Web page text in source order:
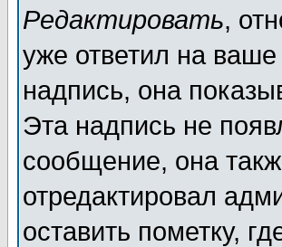
Редактировать,
уже ответил на
надпись, она
Эта надпись не
сообщение, она
отредактировал
оставить пометку,